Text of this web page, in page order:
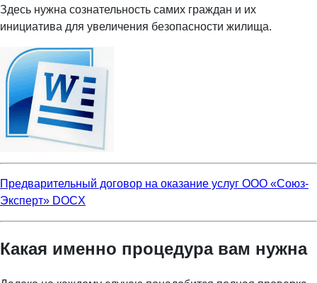
Здесь нужна сознательность самих граждан и их
инициатива для увеличения безопасности жилища.
Предварительный договор на оказание услуг ООО «Союз-
Эксперт» DOCX
Какая именно процедура вам нужна